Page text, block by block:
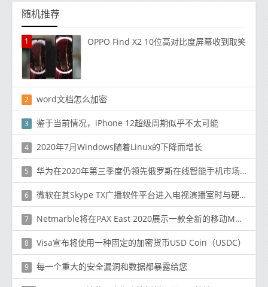
随机推荐
1 OPPO Find X2 10位高对比度屏幕收到取笑
2 word文档怎么加密
3 鉴于当前情况，iPhone 12超级周期似乎不太可能
4 2020年7月Windows随着Linux的下降而增长
5 华为在2020年第三季度仍领先俄罗斯在线智能手机市场：Counterpoint
6 微软在其Skype TX广播软件平台进入电视演播室时与硬件合作伙伴建立了联系
7 Netmarble将在PAX East 2020展示一款全新的移动MARVEL游戏
8 Visa宣布将使用一种固定的加密货币USD Coin（USDC）
9 每一个重大的安全漏洞和数据都暴露给您